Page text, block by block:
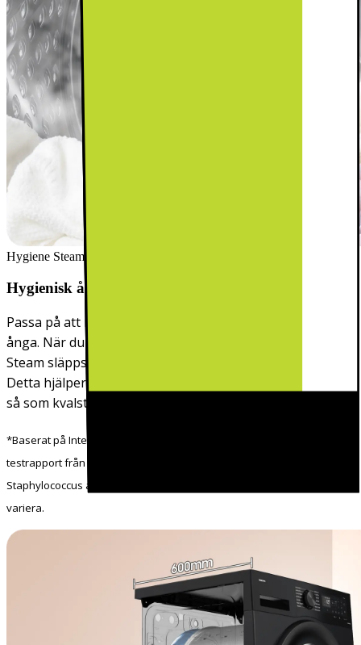
Hygiene Steam
Hygienisk ångrengöring
Passa på att rengöra kläderna på djupet med hjälp av
ånga. När du kör Samsungs ångtvättprogram Hygiene
Steam släpps det ut ånga genom botten av tvättrumman.
Detta hjälper till att avlägsna ingrodd smuts, allergener
så som kvalster* och upp till 99,99% av alla bakterier**.
*Baserat på Interteks rapport för hygienisk ångcykel. **Baserat på
testrapport från Intertek. Hygienisk ångcykel avlägsnar 99,9% av
Staphylococcus aureus och Escherichia coli. Individuella resultat kan
variera.